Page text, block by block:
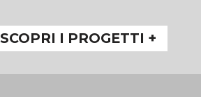
SCOPRI I PROGETTI +